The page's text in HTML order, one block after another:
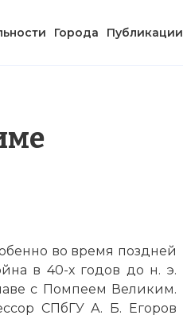
Города Публикации
во время поздней
в 40-х годов до н. э.
с Помпеем Великим.
СПбГУ А. Б. Егоров